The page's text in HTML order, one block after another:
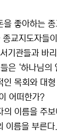
좋아하는
교지도자들
기관들과 바
‘하나님의
목회와 대
어떠한가?
이름을 주
이름을 부른